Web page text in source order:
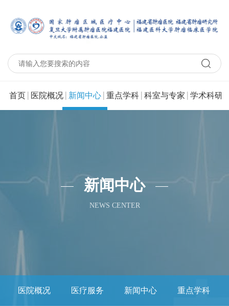
首页 | 医院概况 | 新闻中心 | 重点学科 | 科室与专家 | 学术科研
新闻中心
NEWS CENTER
医院概况 医疗服务 新闻中心 重点学科